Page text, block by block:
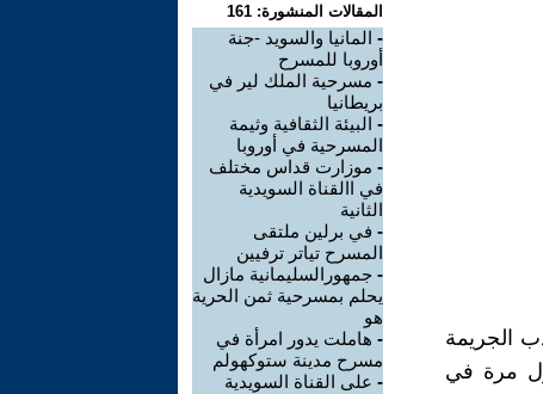
الجريمة
مرة في
المقالات المنشورة: 161
- المانيا والسويد -جنة
أوروبا للمسرح
- مسرحية الملك لير في
بريطانيا
- البيئة الثقافية وثيمة
المسرحية في أوروبا
- موزارت قداس مختلف
في االقناة السويدية
الثانية
- في برلين ملتقى
المسرح تياتر ترفيين
- جمهورالسليمانية مازال
يحلم بمسرحية ثمن الحرية
هو
- هاملت يدور امرأة في
مسرح مدينة ستوكهولم
- على القناة السويدية